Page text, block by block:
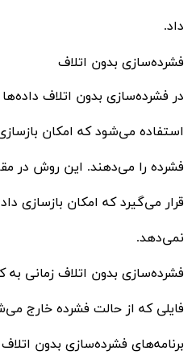
داد.
فشرده‌سازی بدون اتلاف
در فشرده‌سازی بدون اتلاف داده‌ها
استفاده می‌شود که امکان
فشرده را می‌دهند. این روش در
قرار می‌گیرد که امکان بازسازی
نمی‌دهد.
فشرده‌سازی بدون اتلاف زمانی به
فایلی که از حالت فشرده خارج
برنامه‌های فشرده‌سازی بدون